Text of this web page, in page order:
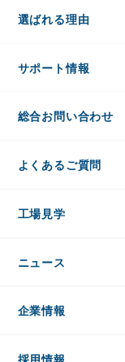
選ばれる理由
サポート情報
総合お問い合わせ
よくあるご質問
工場見学
ニュース
企業情報